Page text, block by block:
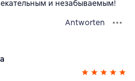
и незабываемым!
Antworten